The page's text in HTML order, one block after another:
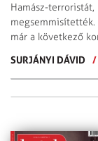
Hamász-
megsemmisítették.
már a következő
SURJÁNYI DÁVID
/